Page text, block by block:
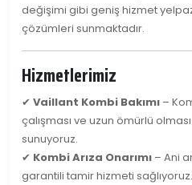
değişimi gibi geniş hizmet
çözümleri sunmaktadır.
Hizmetlerimiz
✔ Vaillant Kombi Bakımı –
çalışması ve uzun ömürlü
sunuyoruz.
✔ Kombi Arıza Onarımı – Ani
garantili tamir hizmeti sağlıyoruz.